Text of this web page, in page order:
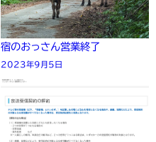
宿のおっさん営業終了
2023年9月5日